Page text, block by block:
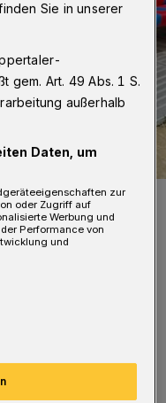
Mannschaft
Sie in unserer
gem. Art. 49 Abs. 1 S.
außerhalb
Daten, um
zur
oder Zugriff auf
Werbung und
Performance von
und